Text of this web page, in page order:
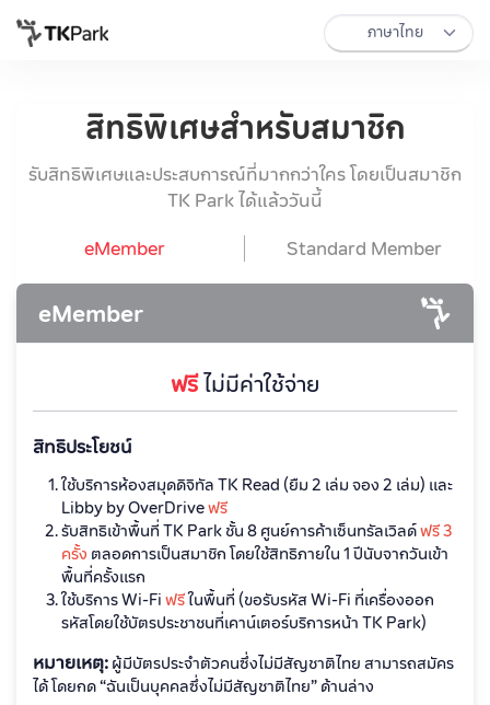
สิทธิพิเศษสำหรับสมาชิก
รับสิทธิพิเศษและประสบการณ์ที่มากกว่าใคร โดยเป็นสมาชิก
TK Park ได้แล้ววันนี้
eMember
Standard Member
eMember
ฟรีไม่มีค่าใช้จ่าย
สิทธิประโยชน์
ใช้บริการห้องสมุดดิจิทัล TK Read (ยืม 2 เล่ม จอง 2 เล่ม) และ
Libby by OverDriveฟรี
รับสิทธิเข้าพื้นที่ TK Park ชั้น 8 ศูนย์การค้าเซ็นทรัลเวิลด์ฟรี 3
ครั้ง ตลอดการเป็นสมาชิก โดยใช้สิทธิภายใน 1 ปีนับจากวันเข้า
พื้นที่ครั้งแรก
ใช้บริการ Wi-Fiฟรีในพื้นที่ (ขอรับรหัส Wi-Fi ที่เครื่องออก
รหัสโดยใช้บัตรประชาชนที่เคาน์เตอร์บริการหน้า TK Park)
หมายเหตุ:ผู้มีบัตรประจำตัวคนซึ่งไม่มีสัญชาติไทย สามารถสมัคร
ได้ โดยกด “ฉันเป็นบุคคลซึ่งไม่มีสัญชาติไทย” ด้านล่าง